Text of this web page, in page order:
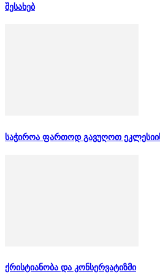
შესახებ
საჭიროა ფართოდ გავუღოთ
ქრისტიანობა და კონსერვატიზმი